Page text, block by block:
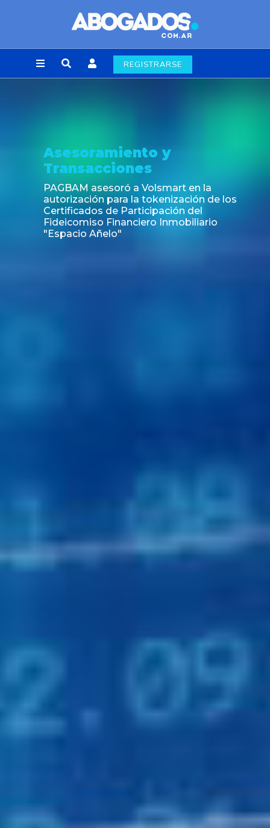
REGISTRARSE
Asesoramiento y
Transacciones
PAGBAM asesoró a Volsmart en la
autorización para la tokenización de los
Certificados de Participación del
Fideicomiso Financiero Inmobiliario
"Espacio Añelo"